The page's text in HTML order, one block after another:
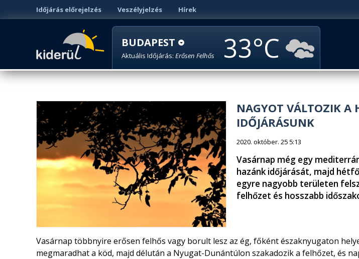
Időjárás előrejelzés Veszélyjelzés Hírek
BUDAPEST
Aktuális Időjárás: Erősen Felhős 33
NAGYOT VÁLTOZIK A
IDŐJÁRÁSUNK
2020. október. 25 5:13
Vasárnap még egy
hazánk időjárását, majd
egyre nagyobb területen
felhőzet és hosszabb
Vasárnap többnyire erősen felhős vagy borult lesz az ég, főként északnyugaton
megmaradhat a köd, majd délután a Nyugat-Dunántúlon szakadozik a felhőzet, és